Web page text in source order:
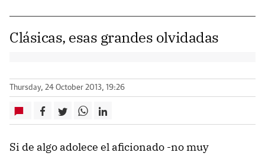
Clásicas, esas grandes olvidadas
Thursday, 24 October 2013, 19:26
Si de algo adolece el aficionado -no muy